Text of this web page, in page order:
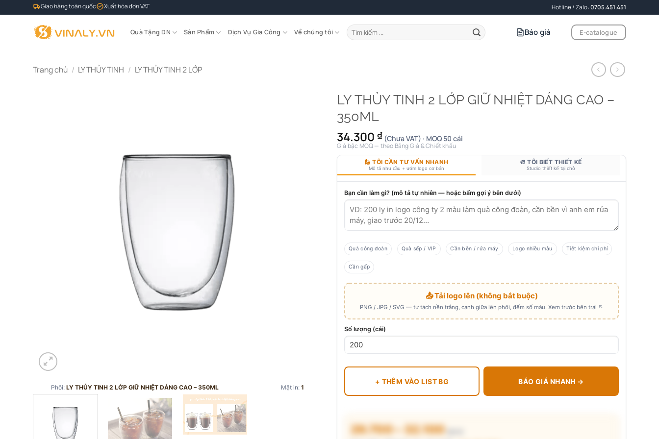
qua
Giao hàng toàn quốc Xuất hóa đơn VAT Hotline / Zalo:0705.451.451
Quà Tặng DN Sản Phẩm Dịch Vụ Gia Công Về chúng tôi
Tìm
kiếm:
Báo giá E-catalogue
Trang chủ / LY THỦY TINH / LY THỦY TINH 2 LỚP
Phôi: LY THỦY TINH 2 LỚP GIỮ NHIỆT DÁNG CAO – 350ML Mặt in: 1
LY THỦY TINH 2 LỚP GIỮ NHIỆT DÁNG CAO –
350ML
34.300 ₫ (Chưa VAT) · MOQ 50 cái
Giá bậc MOQ — theo Bảng Giá & Chiết khấu
🙋 TÔI CẦN TƯ VẤN NHANH
Mô tả nhu cầu + ướm logo cơ bản
🎨 TÔI BIẾT THIẾT KẾ
Studio thiết kế tại chỗ
Bạn cần làm gì? (mô tả tự nhiên — hoặc bấm gợi ý bên dưới)
Quà công đoàn Quà sếp / VIP Cần bền / rửa máy Logo nhiều màu Tiết kiệm chi phí
Cần gấp
📤 Tải logo lên (không bắt buộc)
PNG / JPG / SVG — tự tách nền trắng, canh giữa lên phôi, đếm số màu. Xem trước bên trái ↖
Số lượng (cái)
+ THÊM VÀO LIST BG BÁO GIÁ NHANH →
29.700 – 32.100